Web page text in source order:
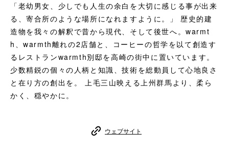
アクセサリ
CFFBNS
ギフトセット
「老幼男女、少しでも人生の余白を大切に感じる事が出来
る、寄合所のような場所になれますように。」 歴史的建
造物を我々の解釈で昔から現代、そして後世へ。warmt
h、warmth離れの2店舗と、コーヒーの哲学を以て創造す
るレストランwarmth別邸を高崎の街中に置いています。
少数精鋭の個々の人柄と知識、技術を総動員して心地良さ
と在り方の創出を。 上毛三山映える上州群馬より、柔ら
かく、穏やかに。
ウェブサイト